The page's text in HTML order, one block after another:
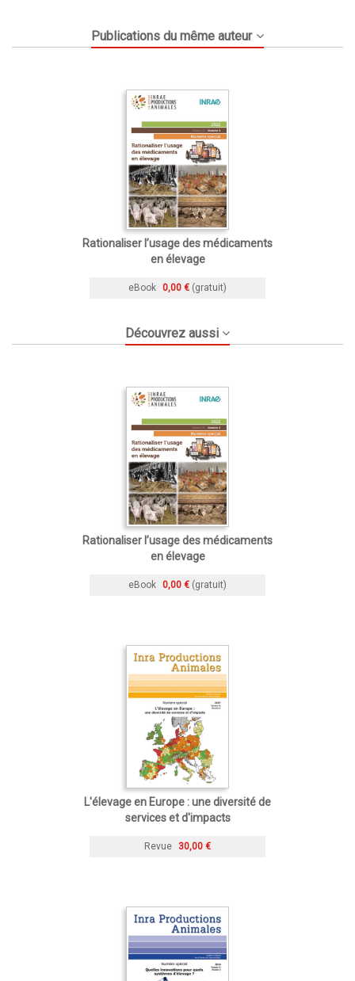
Publications du même auteur
Rationaliser l’usage des médicaments
en élevage
eBook 0,00 € (gratuit)
Découvrez aussi
Rationaliser l’usage des médicaments
en élevage
eBook 0,00 € (gratuit)
L'élevage en Europe : une diversité de
services et d'impacts
Revue 30,00 €